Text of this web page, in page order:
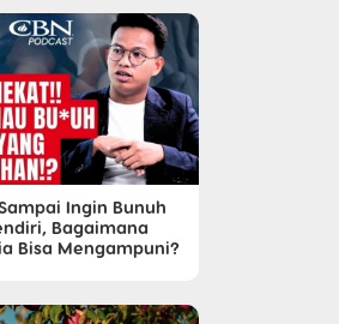
Ingin Bunuh
Bagaimana
Bisa Mengampuni?